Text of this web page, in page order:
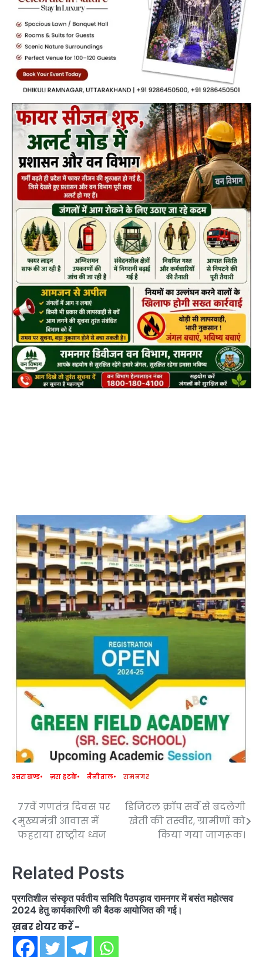
उत्तराखण्ड ज़रा हटके नैनीताल रामनगर
Post
navigation
77वें गणतंत्र दिवस पर
मुख्यमंत्री आवास में
फहराया राष्ट्रीय ध्वज
डिजिटल क्रॉप सर्वे से बदलेगी
खेती की तस्वीर, ग्रामीणों को
किया गया जागरूक।
Related Posts
प्रगतिशील संस्कृत पर्वतीय समिति पैठपड़ाव रामनगर में बसंत महोत्सव
2024 हेतु कार्यकारिणी की बैठक आयोजित की गई।
ख़बर शेयर करें -